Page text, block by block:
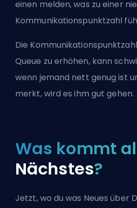
einen melden, was zu einer
Kommunikationspunktzahl
Die
Queue zu erhöhen, kann
wenn jemand nett genug ist
merkt, wird es ihm gut gehen.
Was kommt
Nächstes?
Jetzt, wo du was Neues über